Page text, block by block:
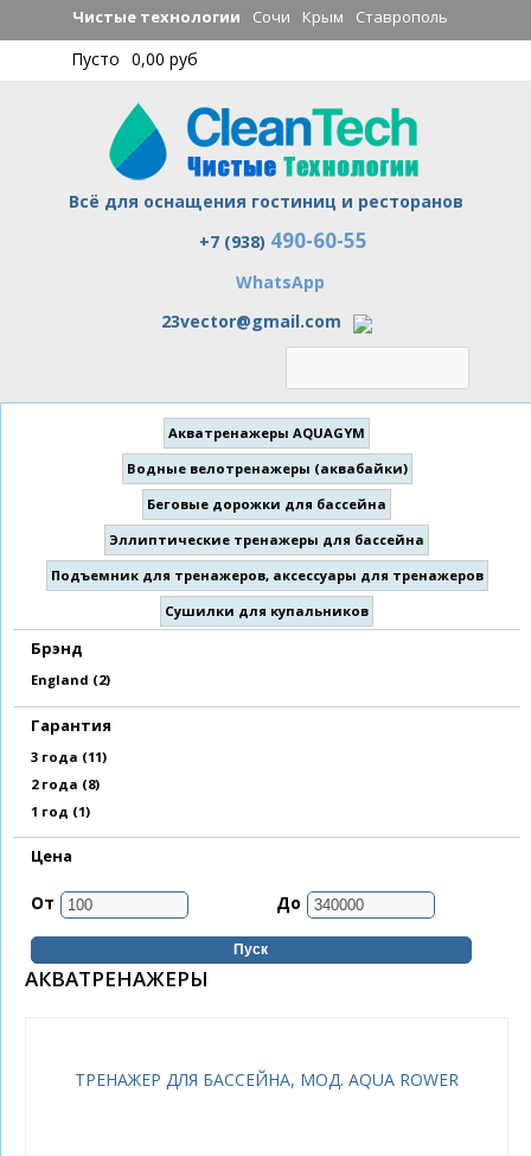
Перейти к
основному
содержанию
Чистые технологии Сочи Крым Ставрополь
Пусто 0,00 руб
Всё для оснащения гостиниц и ресторанов
Чистые технологии
+7 (938) 490-60-55
WhatsApp
23vector@gmail.com
Акватренажеры AQUAGYM
Водные велотренажеры (аквабайки)
Беговые дорожки для бассейна
Эллиптические тренажеры для бассейна
Подъемник для тренажеров, аксессуары для тренажеров
Сушилки для купальников
Брэнд
England (2)
Гарантия
3 года (11)
2 года (8)
1 год (1)
Цена
От До
АКВАТРЕНАЖЕРЫ
ТРЕНАЖЕР ДЛЯ БАССЕЙНА, МОД. AQUA ROWER